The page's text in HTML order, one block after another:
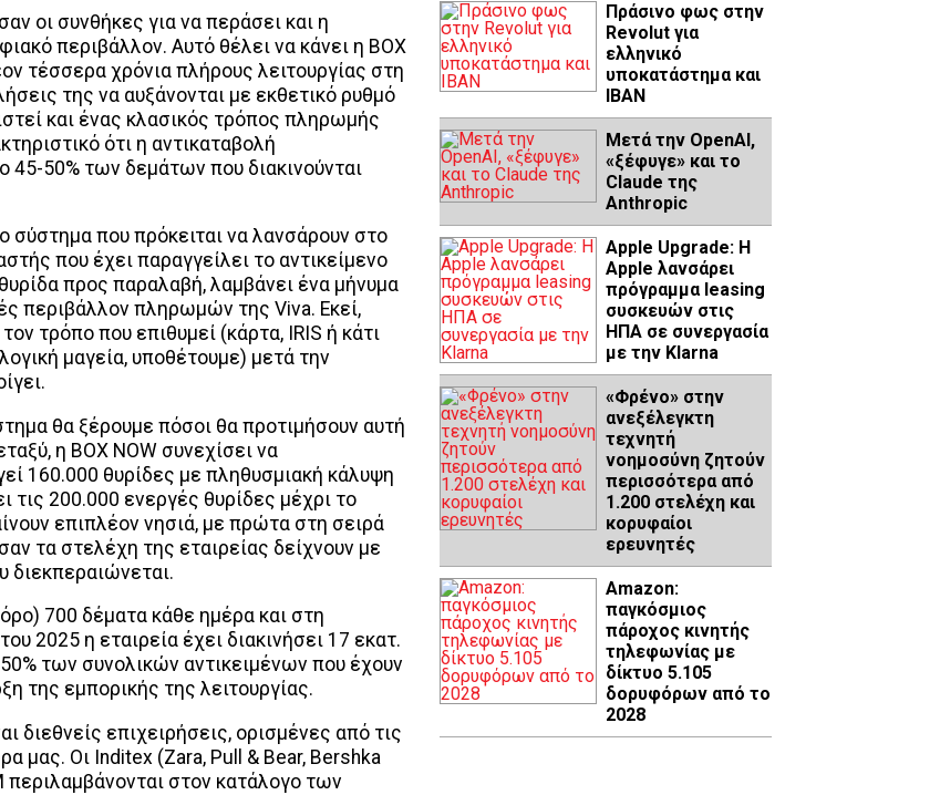
οι συνθήκες για να περάσει και η
περιβάλλον. Αυτό θέλει να κάνει η ΒΟΧ
τέσσερα χρόνια πλήρους λειτουργίας στη
της να αυξάνονται με εκθετικό ρυθμό
και ένας κλασικός τρόπος πληρωμής
ότι η αντικαταβολή
50% των δεμάτων που διακινούνται
που πρόκειται να λανσάρουν στο
που έχει παραγγείλει το αντικείμενο
προς παραλαβή, λαμβάνει ένα μήνυμα
περιβάλλον πληρωμών της Viva. Εκεί,
τρόπο που επιθυμεί (κάρτα, IRIS ή κάτι
μαγεία, υποθέτουμε) μετά την
θα ξέρουμε πόσοι θα προτιμήσουν αυτή
η BOX NOW συνεχίσει να
160.000 θυρίδες με πληθυσμιακή κάλυψη
τις 200.000 ενεργές θυρίδες μέχρι το
επιπλέον νησιά, με πρώτα στη σειρά
τα στελέχη της εταιρείας δείχνουν με
διεκπεραιώνεται.
700 δέματα κάθε ημέρα και στη
2025 η εταιρεία έχει διακινήσει 17 εκατ.
των συνολικών αντικειμένων που έχουν
της εμπορικής της λειτουργίας.
διεθνείς επιχειρήσεις, ορισμένες από τις
μας. Οι Inditex (Zara, Pull & Bear, Bershka
περιλαμβάνονται στον κατάλογο των
Πράσινο φως στην
Revolut για
ελληνικό
υποκατάστημα και
IBAN
Μετά την OpenAI,
«ξέφυγε» και το
Claude της
Anthropic
Apple Upgrade: Η
Apple λανσάρει
πρόγραμμα leasing
συσκευών στις
ΗΠΑ σε συνεργασία
με την Klarna
«Φρένο» στην
ανεξέλεγκτη
τεχνητή
νοημοσύνη ζητούν
περισσότερα από
1.200 στελέχη και
κορυφαίοι
ερευνητές
Amazon:
παγκόσμιος
πάροχος κινητής
τηλεφωνίας με
δίκτυο 5.105
δορυφόρων από το
2028